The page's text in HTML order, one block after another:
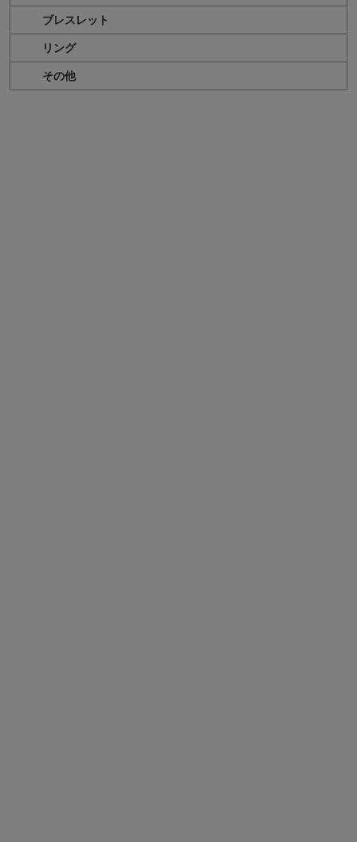
ブレスレット
リング
その他